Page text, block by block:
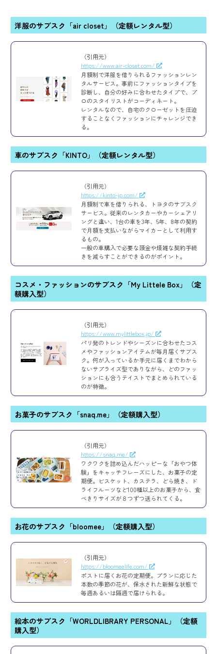
洋服のサブスク「air closet」（定額レンタル型）
（引用元）
https://www.air-closet.com/
月額制で洋服を借りられるファッションレン
タルサービス。事前にファッションタイプを
診断し、自分の好みに合わせたタイプで、プ
ロのスタイリストがコーディネート。
レンタルなので、自宅のクローゼットを圧迫
することなくファッションにチャレンジでき
る。
車のサブスク「KINTO」（定額レンタル型）
（引用元）
https://kinto-jp.com/
月額制で車を借りられる、トヨタのサブスク
サービス。従来のレンタカーやカーシェアリ
ングと違い、1台の車を3年、5年、8年の契約
で月額を支払いながらマイカーとして利用す
るもの。
一般の車購入で必要な頭金や煩雑な契約手続
きを減らすことができるのがポイント。
コスメ・ファッションのサブスク「My Littele Box」（定
額購入型）
（引用元）
https://www.mylittlebox.jp/
パリ発のトレンドやシーズンに合わせたコス
メやファッションアイテムが毎月届くサブス
ク。何が入っているか手元に届くまでわから
ないサプライズ型でありながら、どのファッ
ションにも合うテイストでまとめられている
のが特徴。
お菓子のサブスク「snaq.me」（定額購入型）
（引用元）
https://snaq.me/
ワクワクを詰め込んだハッピーな「おやつ体
験」をキャッチフレーズにした、お菓子の定
期便。ビスケット、カステラ、どら焼き、ド
ライフルーツなど100種以上のお菓子から、食
べきりサイズが８つずつ送られてくる。
お花のサブスク「bloomee」（定額購入型）
（引用元）
https://bloomeelife.com/
ポストに届くお花の定期便。プランに応じた
本数の季節の花が、保水された新鮮な状態で
毎週あるいは隔週で届けられる。
絵本のサブスク「WORLDLIBRARY PERSONAL」（定額
購入型）